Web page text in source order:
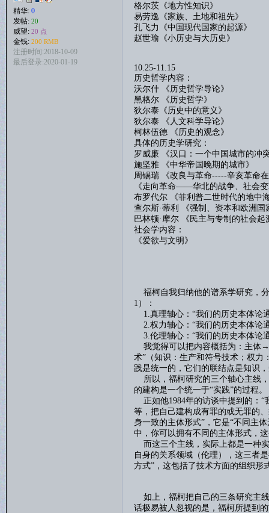
精华: 0
发帖: 20
威望: 20 点
金钱: 200 RMB
注册时间:2018-10-09
最后登录:2020-01-19
格尔茨《地方性知识》
易劳逸《家族、土地和祖先》
孔飞力《中国现代国家的起源》
赵世瑜《小历史与大历史》
10.25-11.15
历史哲学内容：
沃尔什
《 历史哲学导论》
黑格尔
《 历史哲学》
狄尔泰《历史中的意义》
狄尔泰
《 人文科学导论》
柯林伍德
《 历史的观念》
具体的历史学研究：
罗威廉
《汉口：一个中国城市的冲
施坚雅
《中华帝国晚期的城市》
周锡瑞
《改良与革命-----辛亥革命
《走向革命——华北的战争、社会
布罗代尔
《菲利普二世时代的地中
查尔斯·蒂利 《强制、资本和欧洲国
巴林顿· 摩尔 《 民主与专制的社会起
社会学内容：
《爱欲与文明》
福柯自我归纳他的谱系学研究，
1 ）：
1. 真理轴心：“我们的历史本体论
2. 权力轴心：“我们的历史本体论
3. 伦理轴心：“我们的历史本体论
我觉得可以把内容概括为：主体→
术”（知识：生产和符号技术；权
践是统一的，它们的联结点是知识
所以，福柯研究的三个轴心主线
的建构是一个统一于“实践”的过程。
正如他1984年的访谈中提到的：
等，把自己建构成有罪的或无罪的
身一致的主体形式”，它是“不同主
中，你可以拥有不同的主体形式，
而这三个主线，实际上都是一种
自身的关系领域（伦理），这三者
方式”，这包括了技术方面的组织形
如上，福柯把自己的三条研究主
话极易被人忽视的是，福柯所提到